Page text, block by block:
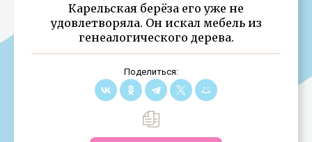
Карельская берёза его уже не
удовлетворяла. Он искал мебель из
генеалогического дерева.
Поделиться: